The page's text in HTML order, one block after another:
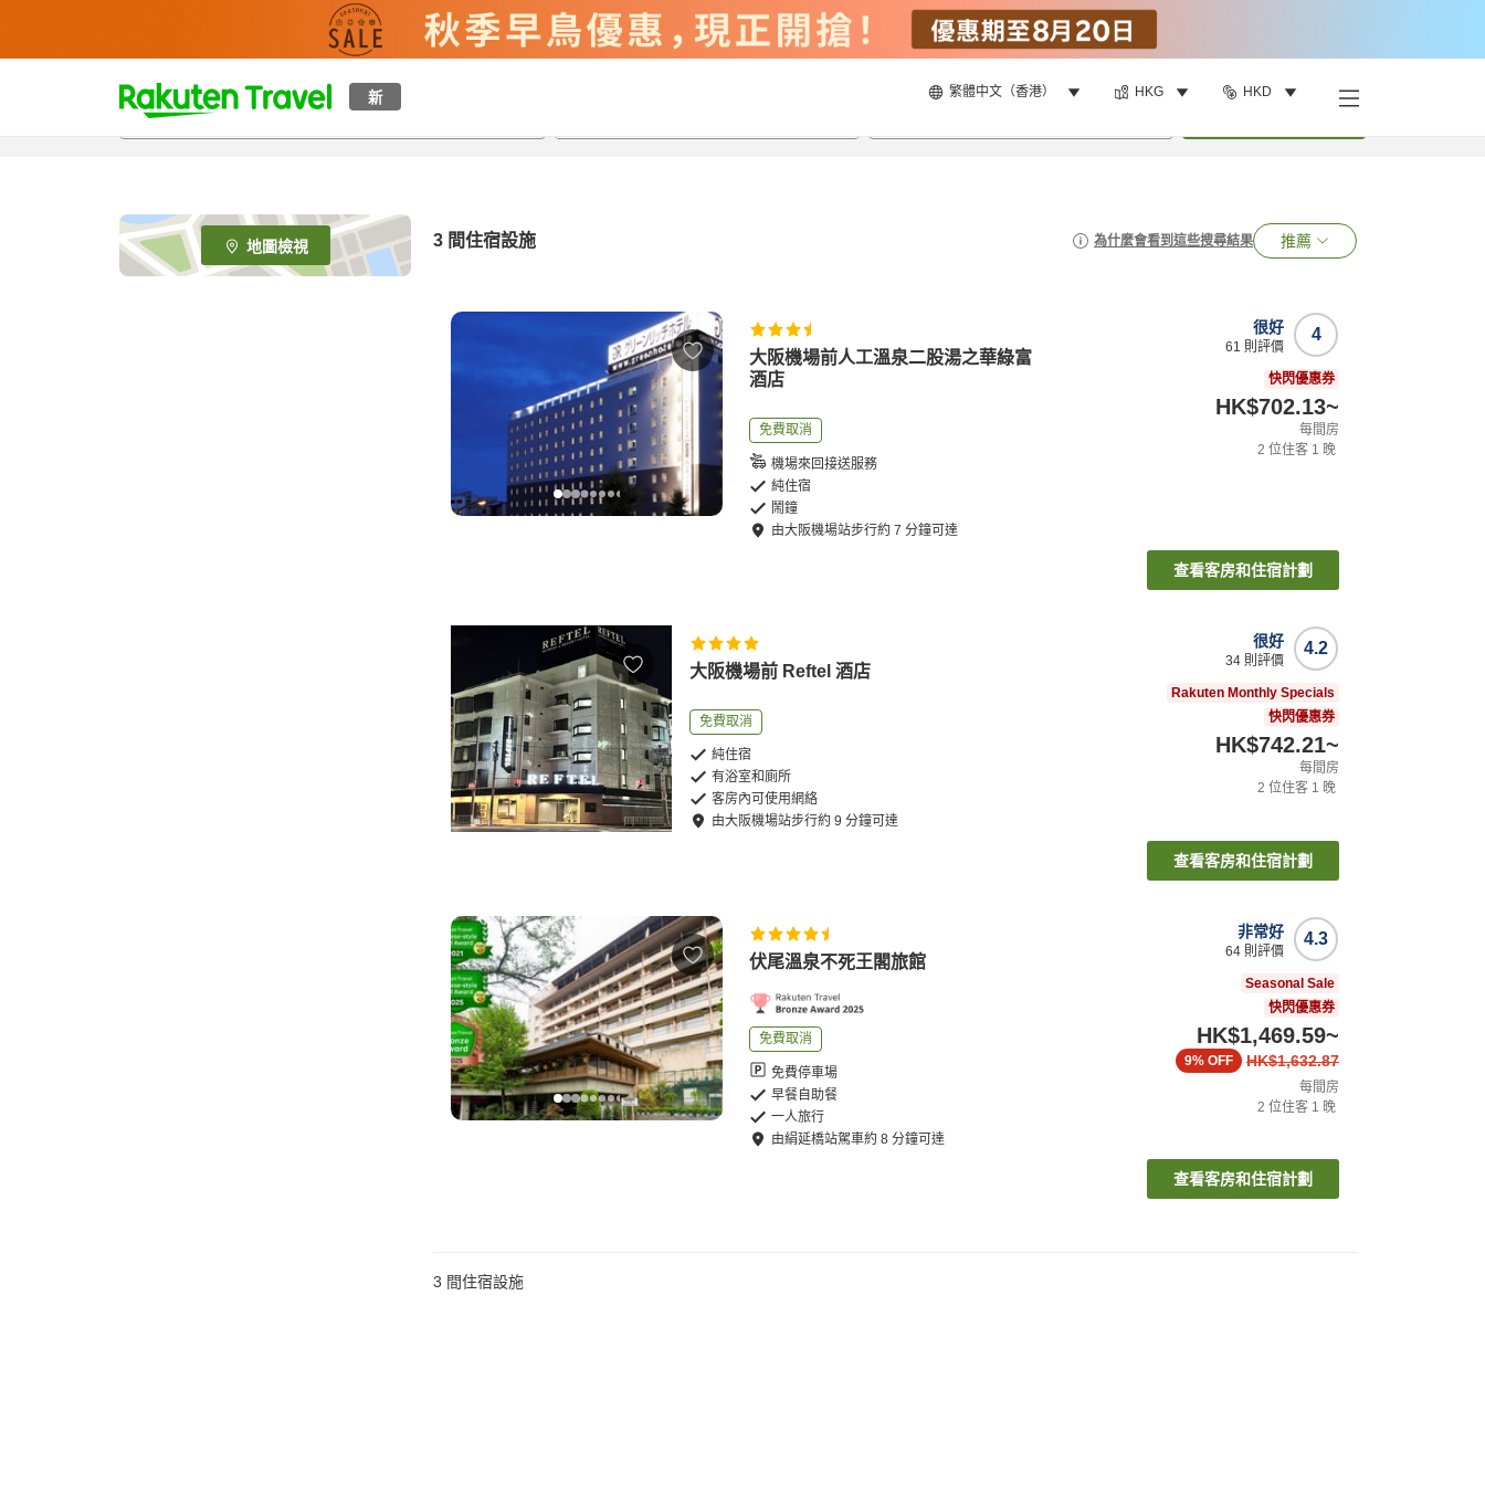
新 繁體中文（香港） HKG HKD
t
p
e
_
s
地圖檢視 3 間住宿設施 為什麼會看到這些搜尋結果 推薦
大阪機場前人工溫泉二股湯之華綠富
酒店
免費取消
機場來回接送服務
純住宿
鬧鐘
由大阪機場站步行約7 分鐘可達
4
很好
61 則評價
快閃優惠券
HK$702.13~
每間房
2 位住客 1 晚
查看客房和住宿計劃
大阪機場前 Reftel 酒店
免費取消
純住宿
有浴室和廁所
客房內可使用網絡
由大阪機場站步行約9 分鐘可達
4.2
很好
34 則評價
Rakuten Monthly Specials
快閃優惠券
HK$742.21~
每間房
2 位住客 1 晚
查看客房和住宿計劃
伏尾溫泉不死王閣旅館
免費取消
免費停車場
早餐自助餐
一人旅行
由絹延橋站駕車約8 分鐘可達
4.3
非常好
64 則評價
Seasonal Sale
快閃優惠券
HK$1,469.59~
HK$1,632.87
9% OFF
每間房
2 位住客 1 晚
查看客房和住宿計劃
3 間住宿設施